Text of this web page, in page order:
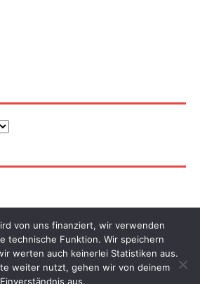
von uns finanziert, wir verwenden
technische Funktion. Wir speichern
werten auch keinerlei Statistiken aus.
weiter nutzt, gehen wir von deinem
Einverständnis aus.